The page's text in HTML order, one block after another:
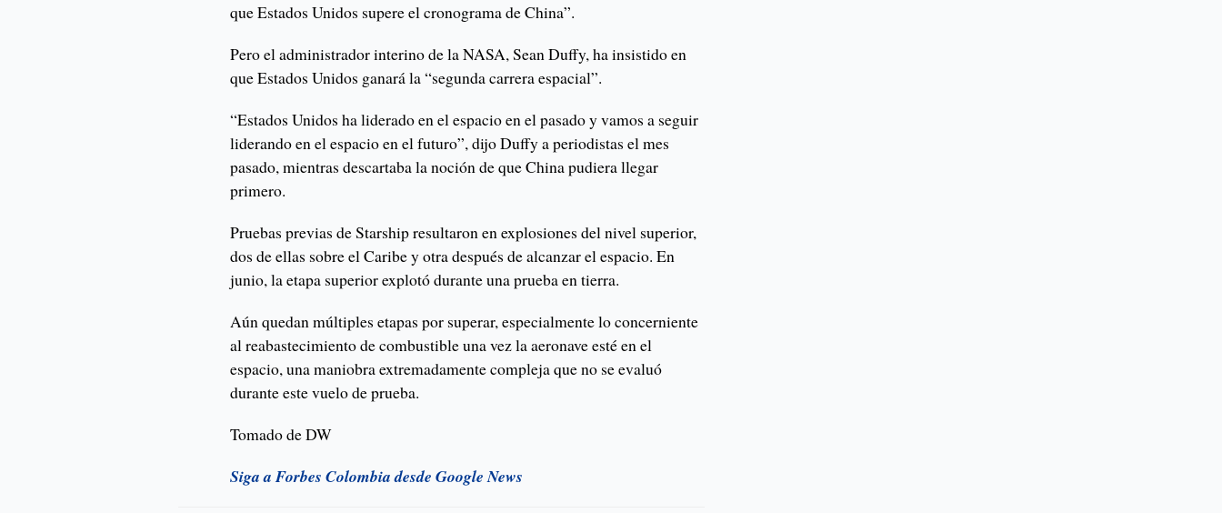
que Estados Unidos supere el cronograma de China”.
Pero el administrador interino de la NASA, Sean Duffy, ha insistido en
que Estados Unidos ganará la “segunda carrera espacial”.
“Estados Unidos ha liderado en el espacio en el pasado y vamos a seguir
liderando en el espacio en el futuro”, dijo Duffy a periodistas el mes
pasado, mientras descartaba la noción de que China pudiera llegar
primero.
Pruebas previas de Starship resultaron en explosiones del nivel superior,
dos de ellas sobre el Caribe y otra después de alcanzar el espacio. En
junio, la etapa superior explotó durante una prueba en tierra.
Aún quedan múltiples etapas por superar, especialmente lo concerniente
al reabastecimiento de combustible una vez la aeronave esté en el
espacio, una maniobra extremadamente compleja que no se evaluó
durante este vuelo de prueba.
Tomado de DW
Siga a Forbes Colombia desde Google News